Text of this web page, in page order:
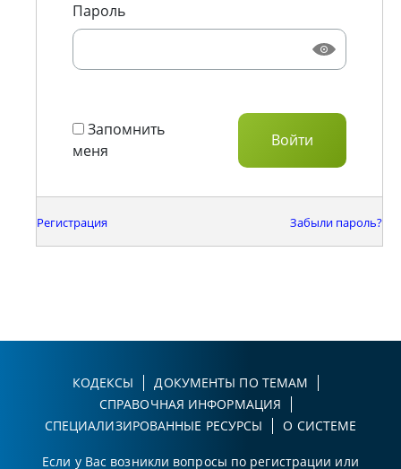
Пароль
Запомнить
меня
Регистрация Забыли пароль?
КОДЕКСЫ
ДОКУМЕНТЫ ПО ТЕМАМ
СПРАВОЧНАЯ ИНФОРМАЦИЯ
СПЕЦИАЛИЗИРОВАННЫЕ РЕСУРСЫ
О СИСТЕМЕ
Если у Вас возникли вопросы по регистрации или